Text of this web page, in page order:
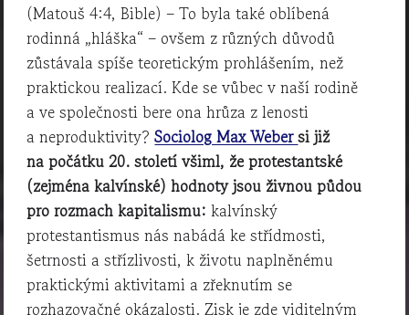
(Matouš 4:4, Bible) – To byla také oblíbená
rodinná „hláška“ – ovšem z různých důvodů
zůstávala spíše teoretickým prohlášením, než
praktickou realizací. Kde se vůbec v naší rodině
a ve společnosti bere ona hrůza z lenosti
a neproduktivity?Sociolog Max Webersi již
na počátku 20. století všiml, že protestantské
(zejména kalvínské) hodnoty jsou živnou půdou
pro rozmach kapitalismu:kalvínský
protestantismus nás nabádá ke střídmosti,
šetrnosti a střízlivosti, k životu naplněnému
praktickými aktivitami a zřeknutím se
rozhazovačné okázalosti. Zisk je zde viditelným